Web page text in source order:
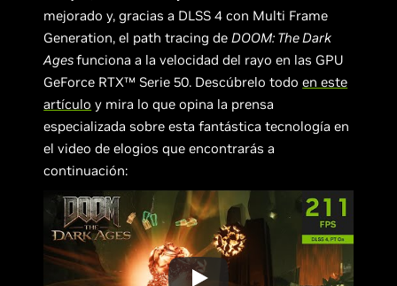
mejorado y, gracias a DLSS 4 con Multi Frame
Generation, el path tracing de DOOM: The Dark
Agesfunciona a la velocidad del rayo en las GPU
GeForce RTX™ Serie 50. Descúbrelo todoen este
artículo y mira lo que opina la prensa
especializada sobre esta fantástica tecnología en
el video de elogios que encontrarás a
continuación: